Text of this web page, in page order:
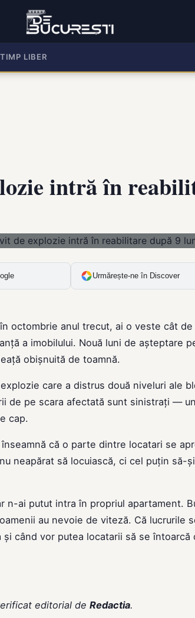
TIMP LIBER
intră în
Urmărește-ne în Discover
octombrie anul trecut, ai o veste cât de
a imobilului. Nouă luni de așteptare
obișnuită de toamnă.
care a distrus două niveluri ale
de pe scara afectată sunt sinistrați —
cap.
că o parte dintre locatari se
neapărat să locuiască, ci cel puțin să-și
n-ai putut intra în propriul apartament.
au nevoie de viteză. Că lucrurile
când vor putea locatarii să se întoarcă
editorial de Redactia.